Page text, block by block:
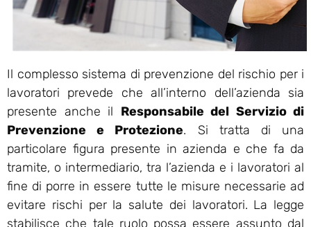
Il complesso sistema di prevenzione del rischio per i
lavoratori prevede che all’interno dell’azienda sia
presente anche il Responsabile del Servizio di
Prevenzione e Protezione. Si tratta di una
particolare figura presente in azienda e che fa da
tramite, o intermediario, tra l’azienda e i lavoratori al
fine di porre in essere tutte le misure necessarie ad
evitare rischi per la salute dei lavoratori. La legge
stabilisce che tale ruolo possa essere assunto dal